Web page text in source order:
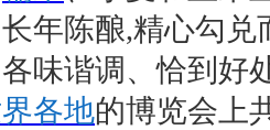
年陈酿,精心勾兑
味谐调、恰到好
各地的博览会上